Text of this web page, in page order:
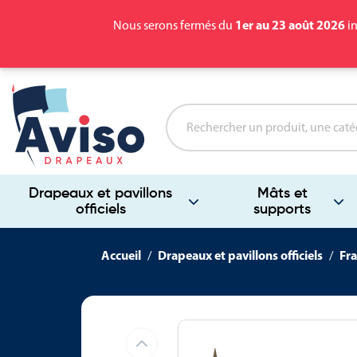
Nous serons fermés du 1er au 23 août 2026
Drapeaux et pavillons
officiels
Mâts et
supports
Accueil Drapeaux et pavillons officiels